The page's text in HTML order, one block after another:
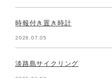
時報付き置き時計
2026.07.05
淡路島サイクリング